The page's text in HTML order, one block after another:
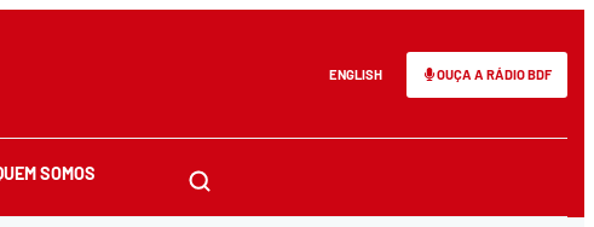
ENGLISH OUÇA A RÁDIO BDF
SOMOS